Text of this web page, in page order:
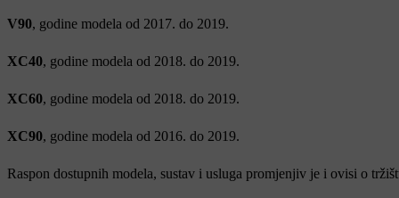
V90, godine modela od 2017. do 2019.
XC40, godine modela od 2018. do 2019.
XC60, godine modela od 2018. do 2019.
XC90, godine modela od 2016. do 2019.
Raspon dostupnih modela, sustav i usluga promjenjiv je i ovisi o